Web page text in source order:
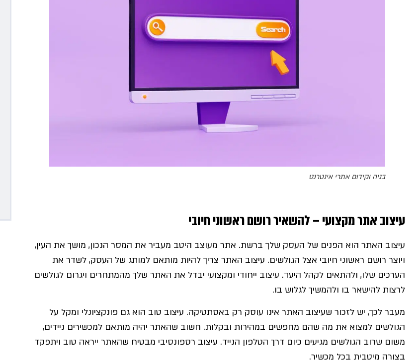
בניה וקידום אתרי אינטרנט
עיצוב אתר מקצועי – להשאיר רושם ראשוני חיובי
עיצוב האתר הוא הפנים של העסק שלך ברשת. אתר מעוצב היטב מעביר את המסר הנכון, מושך את העין,
ויוצר רושם ראשוני חיובי אצל הגולשים. עיצוב האתר צריך להיות מותאם למותג של העסק, לשדר את
הערכים שלו, ולהתאים לקהל היעד. עיצוב ייחודי ומקצועי יבדל את האתר שלך מהמתחרים ויגרום לגולשים
לרצות להישאר בו ולהמשיך לגלוש בו.
מעבר לכך, יש לזכור שעיצוב האתר אינו עוסק רק באסתטיקה. עיצוב טוב הוא גם פונקציונלי ומקל על
הגולשים למצוא את מה שהם מחפשים במהירות ובקלות. חשוב שהאתר יהיה מותאם למכשירים ניידים,
משום שרוב הגולשים מגיעים כיום דרך הטלפון הנייד. עיצוב רספונסיבי מבטיח שהאתר ייראה טוב ויתפקד
בצורה מיטבית בכל מכשיר.